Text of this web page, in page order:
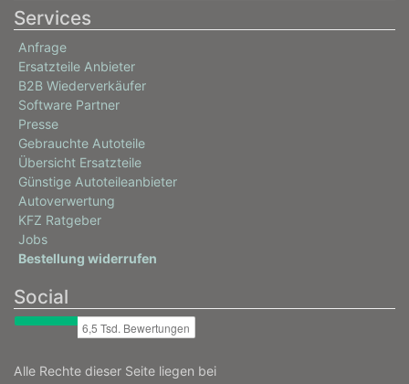
Services
Anfrage
Ersatzteile Anbieter
B2B Wiederverkäufer
Software Partner
Presse
Gebrauchte Autoteile
Übersicht Ersatzteile
Günstige Autoteileanbieter
Autoverwertung
KFZ Ratgeber
Jobs
Bestellung widerrufen
Social
Alle Rechte dieser Seite liegen bei